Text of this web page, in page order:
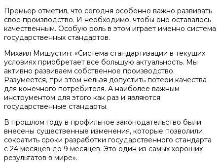
Премьер отметил, что сегодня особенно важно развивать
свое производство. И необходимо, чтобы оно оставалось
качественным. Особую роль в этом играет именно система
государственных стандартов.
Михаил Мишустин: «Система стандартизации в текущих
условиях приобретает все большую актуальность. Мы
активно развиваем собственное производство.
Разумеется, при этом нельзя допустить потери качества
для конечного потребителя. А наиболее важным
инструментом для этого как раз и являются
государственные стандарты.
В прошлом году в профильное законодательство были
внесены существенные изменения, которые позволили
сократить сроки разработки государственного стандарта
с 24 месяцев до 9 месяцев. Это один из самых хороших
результатов в мире».